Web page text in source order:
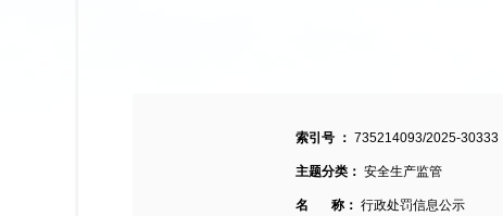
索引号 ： 735214093/2025-30333
主题分类： 安全生产监管
名 称： 行政处罚信息公示